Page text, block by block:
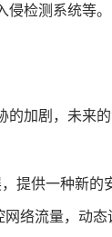
检测系统等。
加剧，未来
提供一种新的
络流量，动态